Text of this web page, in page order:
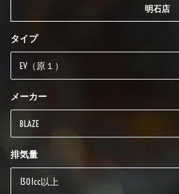
明石店
タイプ
メーカー
排気量